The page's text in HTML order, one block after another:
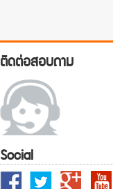
ติดต่อสอบถาม
Social